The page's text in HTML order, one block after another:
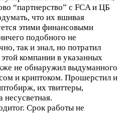
“партнерство” с FCA и ЦБ
что их вшивая
этими финансовыми
подобного не
так и знал, но потратил
компании в указанных
не обнаружил выдуманного
и криптоком. Прошерстил и
их твиттеры,
Срок работы не